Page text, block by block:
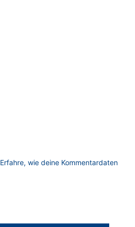
Erfahre, wie deine Kommentardaten